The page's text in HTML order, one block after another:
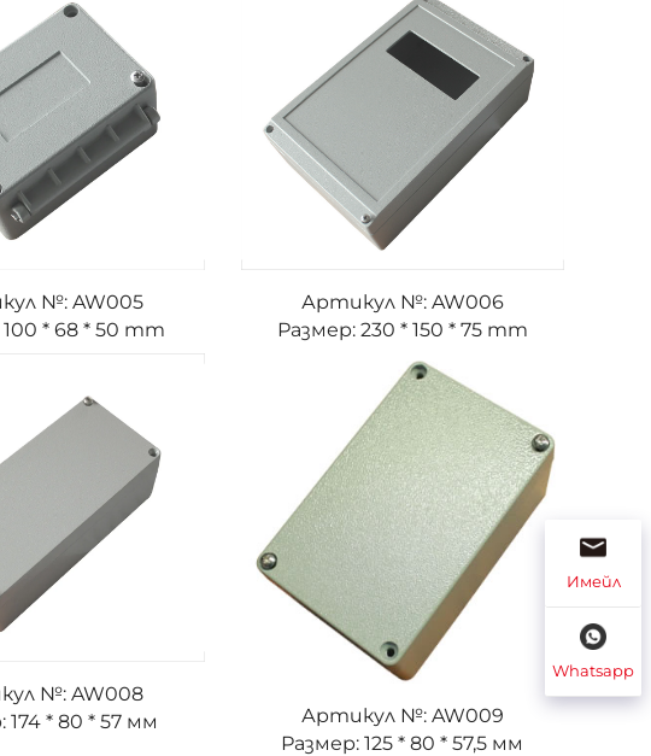
№: AW005
* 68 * 50 mm
Артикул №: AW006
Размер: 230 * 150 * 75 mm
№: AW008
174 * 80 * 57 мм
Артикул №: AW009
Размер: 125 * 80 * 57,5 мм
Имейл
Whatsapp